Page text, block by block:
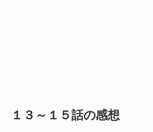
１３～１５話の感想